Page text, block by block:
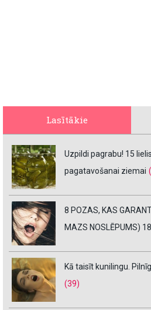
Lasītākie
Uzpildi pagrabu! 15
pagatavošanai ziemai
8 POZAS, KAS
MAZS NOSLĒPUMS)
Kā taisīt kunilingu.
(39)